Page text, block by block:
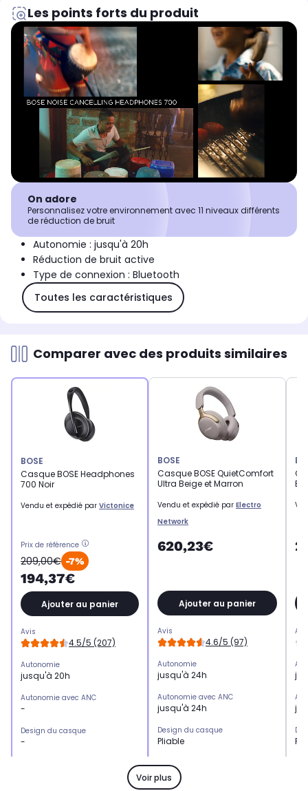
Les points forts du produit
On adore
Personnalisez votre environnement avec 11 niveaux différents
de réduction de bruit
Autonomie : jusqu'à 20h
Réduction de bruit active
Type de connexion : Bluetooth
Toutes les caractéristiques
Comparer avec des produits similaires
BOSE
Casque BOSE Headphones
700 Noir
Vendu et expédié par Victonice
Prix de référence
209,00€ -7%
194,37€
Ajouter au panier
Avis
4.5/5 (207)
Autonomie
jusqu'à 20h
Autonomie avec ANC
-
Design du casque
-
BOSE
Casque BOSE QuietComfort
Ultra Beige et Marron
Vendu et expédié par Electro
Network
620,23€
Ajouter au panier
Avis
4.6/5 (97)
Autonomie
jusqu'à 24h
Autonomie avec ANC
jusqu'à 24h
Design du casque
Pliable
Réduction de bruit active
Oui
Voir plus